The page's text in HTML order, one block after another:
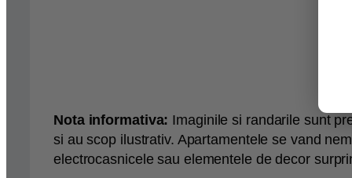
Nota informativa: Imaginile si randarile sunt
si au scop ilustrativ. Apartamentele se vand
electrocasnicele sau elementele de decor